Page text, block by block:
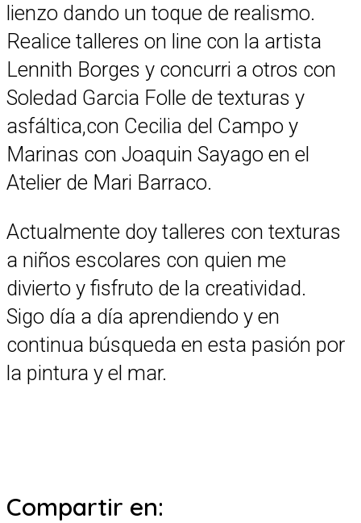
lienzo dando un toque de realismo.
Realice talleres on line con la artista
Lennith Borges y concurri a otros con
Soledad Garcia Folle de texturas y
asfáltica,con Cecilia del Campo y
Marinas con Joaquin Sayago en el
Atelier de Mari Barraco.
Actualmente doy talleres con texturas
a niños escolares con quien me
divierto y fisfruto de la creatividad.
Sigo día a día aprendiendo y en
continua búsqueda en esta pasión por
la pintura y el mar.
Compartir en: